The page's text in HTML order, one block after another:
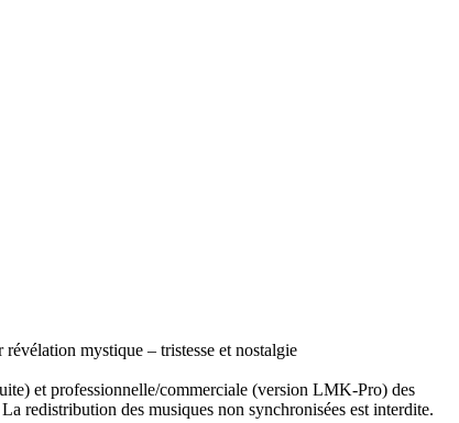
mystique – tristesse et nostalgie
et professionnelle/commerciale (version LMK-Pro) des
redistribution des musiques non synchronisées est interdite.